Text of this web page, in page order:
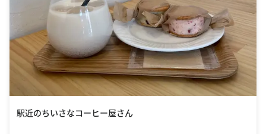
駅近のちいさなコーヒー屋さん